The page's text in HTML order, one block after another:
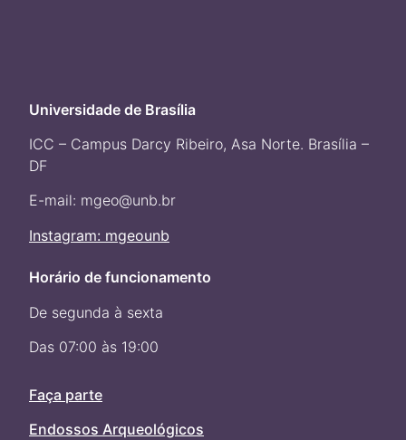
Universidade de Brasília
ICC – Campus Darcy Ribeiro, Asa Norte. Brasília –
DF
E-mail: mgeo@unb.br
Instagram: mgeounb
Horário de funcionamento
De segunda à sexta
Das 07:00 às 19:00
Faça parte
Endossos Arqueológicos